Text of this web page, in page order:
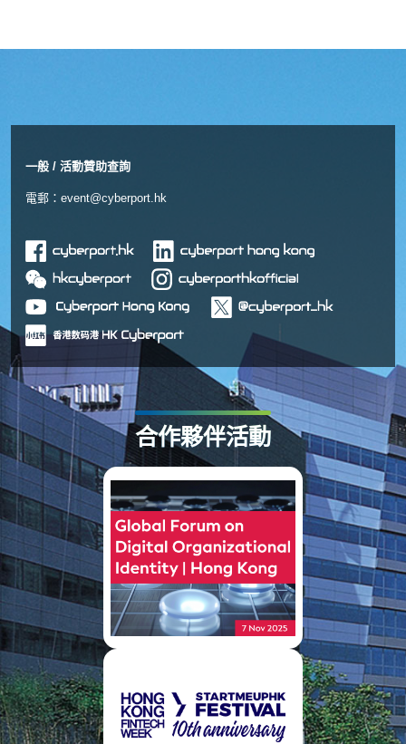
一般 / 活動贊助查詢
電郵： event@cyberport.hk
合作夥伴活動